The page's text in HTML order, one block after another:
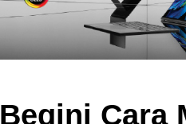
Begini Cara